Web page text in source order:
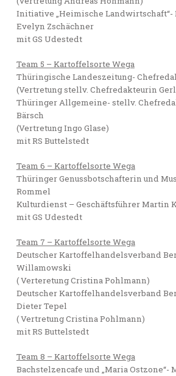
Initiative „Heimische
Evelyn Zschächner
mit GS Udestedt
Team 5 – Kartoffelsorte Wega
Thüringische Landeszeitung-
(Vertretung stellv. Chefredakteurin
Thüringer Allgemeine- stellv.
Bärsch
(Vertretung Ingo Glase)
mit RS Buttelstedt
Team 6 – Kartoffelsorte Wega
Thüringer Genussbotschafterin und
Rommel
Kulturdienst – Geschäftsführer Martin
mit GS Udestedt
Team 7 – Kartoffelsorte Wega
Deutscher Kartoffelhandelsverband
Willamowski
( Verteretung Cristina Pohlmann)
Deutscher Kartoffelhandelsverband
Dieter Tepel
( Vertretung Cristina Pohlmann)
mit RS Buttelstedt
Team 8 – Kartoffelsorte Wega
Bachstelzencafe und „Maria Ostzone“-